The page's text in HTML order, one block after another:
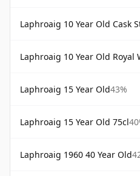
Laphroaig 10 Year Old Cask Strength
Laphroaig 10 Year Old Royal
Laphroaig 15 Year Old43%
Laphroaig 15 Year Old 75cl
Laphroaig 1960 40 Year Old